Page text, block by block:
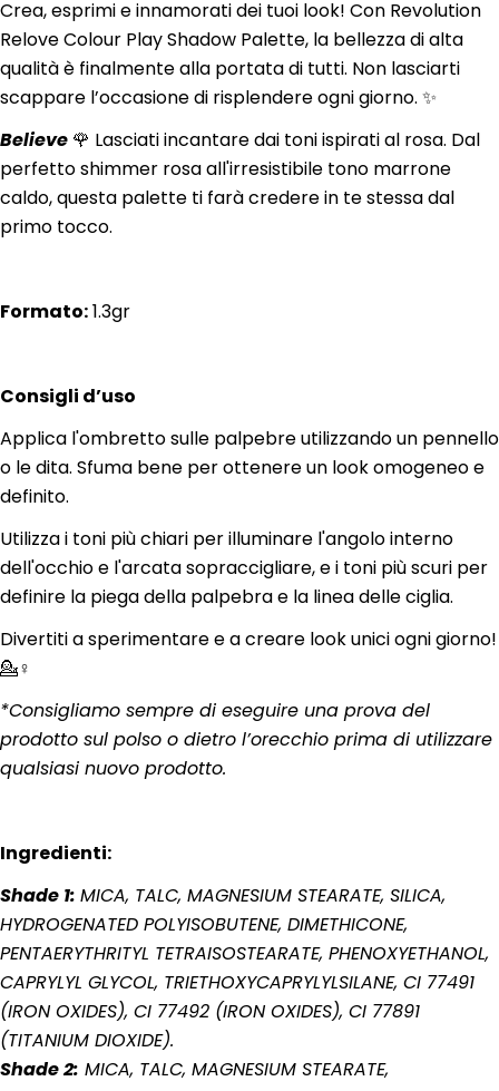
Crea, esprimi e innamorati dei tuoi look! Con Revolution
Relove Colour Play Shadow Palette, la bellezza di alta
qualità è finalmente alla portata di tutti. Non lasciarti
scappare l’occasione di risplendere ogni giorno. ✨
Believe 🌹 Lasciati incantare dai toni ispirati al rosa. Dal
perfetto shimmer rosa all'irresistibile tono marrone
caldo, questa palette ti farà credere in te stessa dal
primo tocco.
Formato:1.3gr
Consigli d’uso
Applica l'ombretto sulle palpebre utilizzando un pennello
o le dita. Sfuma bene per ottenere un look omogeneo e
definito.
Utilizza i toni più chiari per illuminare l'angolo interno
dell'occhio e l'arcata sopraccigliare, e i toni più scuri per
definire la piega della palpebra e la linea delle ciglia.
Divertiti a sperimentare e a creare look unici ogni giorno!
💁♀️
*Consigliamo sempre di eseguire una prova del
prodotto sul polso o dietro l’orecchio prima di utilizzare
qualsiasi nuovo prodotto.
Ingredienti:
Shade 1: MICA, TALC, MAGNESIUM STEARATE, SILICA,
HYDROGENATED POLYISOBUTENE, DIMETHICONE,
PENTAERYTHRITYL TETRAISOSTEARATE, PHENOXYETHANOL,
CAPRYLYL GLYCOL, TRIETHOXYCAPRYLYLSILANE, CI 77491
(IRON OXIDES), CI 77492 (IRON OXIDES), CI 77891
(TITANIUM DIOXIDE).
Shade 2: MICA, TALC, MAGNESIUM STEARATE,